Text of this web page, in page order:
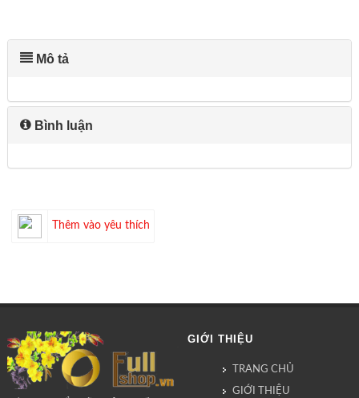
Mô tả
Bình luận
Thêm vào yêu thích
GIỚI THIỆU
TRANG CHỦ
GIỚI THIỆU